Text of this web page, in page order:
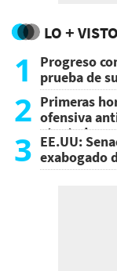
LO + VISTO
1
Progreso
prueba de
2 Primeras
ofensiva
atentado
3 EE.UU:
exabogado